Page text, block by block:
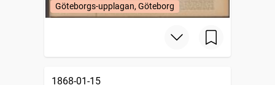
Göteborgs-upplagan, Göteborg
1868-01-15